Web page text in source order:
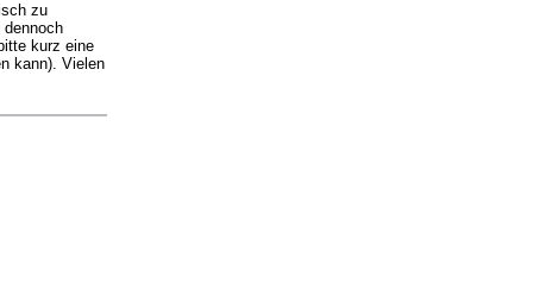
zu
kurz eine
kann). Vielen